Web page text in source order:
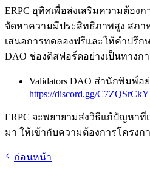
ERPC อุทิศเพื่อส่งเสริมความต้อ
จัดหาความมีประสิทธิภาพสูง สภา
เสนอการทดลองฟรีและให้คําปรึก
DAO ช่องดิสฟอร์ดอย่างเป็นทางก
Validators DAO สํานักพิมพ์อ
https://discord.gg/
ERPC จะพยายามส่งวิธีแก้ปัญหา
มา ให้เข้ากับความต้องการโครง
ก่อนหน้า